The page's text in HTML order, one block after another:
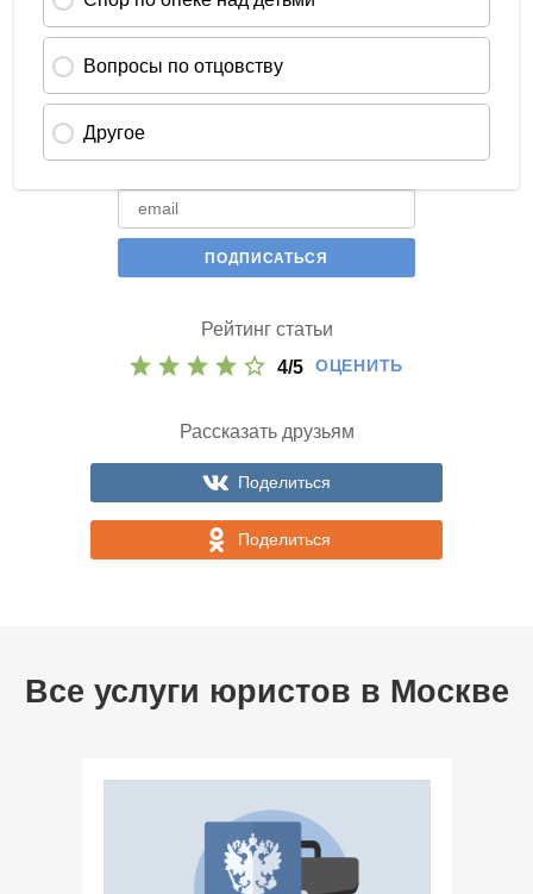
Рейтинг статьи
4/5 ОЦЕНИТЬ
Рассказать друзьям
Поделиться
Поделиться
Все услуги юристов в Москве